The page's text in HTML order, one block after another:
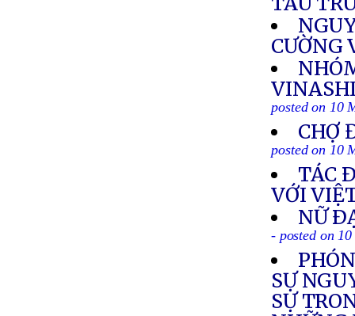
CƯỜNG
posted on 10
CHỢ
posted on 10
TÁC
VỚI
NỮ
- posted on
SỰ
SỰ